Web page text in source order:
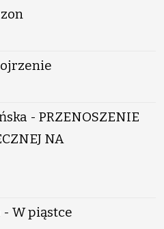
- PRZENOSZENIE
NA
- W piąstce